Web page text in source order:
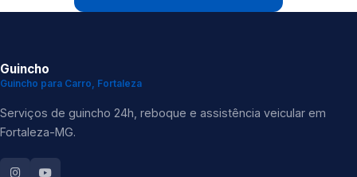
Guincho
Guincho para Carro, Fortaleza
Serviços de guincho 24h, reboque e assistência veicular em
Fortaleza-MG.